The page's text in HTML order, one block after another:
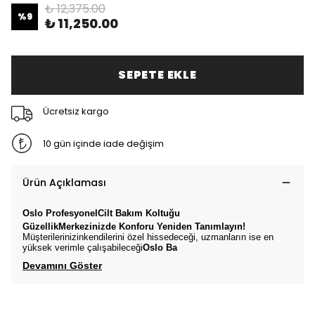
%9 ₺ 12,375.00
₺ 11,250.00
SEPETE EKLE
Ücretsiz kargo
10 gün içinde iade değişim
Ürün Açıklaması
Oslo ProfesyonelCilt Bakım Koltuğu
GüzellikMerkezinizde Konforu Yeniden Tanımlayın!
Müşterilerinizinkendilerini özel hissedeceği, uzmanların ise en
yüksek verimle çalışabileceğiOslo Ba
Devamını Göster